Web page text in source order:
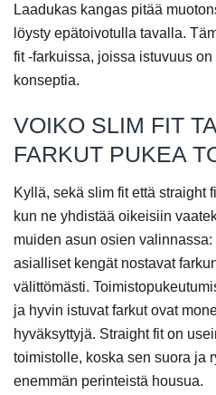
Laadukas kangas pitää
löysty epätoivotulla tavalla.
fit -farkuissa, joissa istuvuus
konseptia.
VOIKO SLIM FIT
FARKUT PUKEA
Kyllä, sekä slim fit että straight
kun ne yhdistää oikeisiin
muiden asun osien
asialliset kengät nostavat
välittömästi.
ja hyvin istuvat farkut ovat
hyväksyttyjä. Straight fit on
toimistolle, koska sen suora ja
enemmän perinteistä housua.